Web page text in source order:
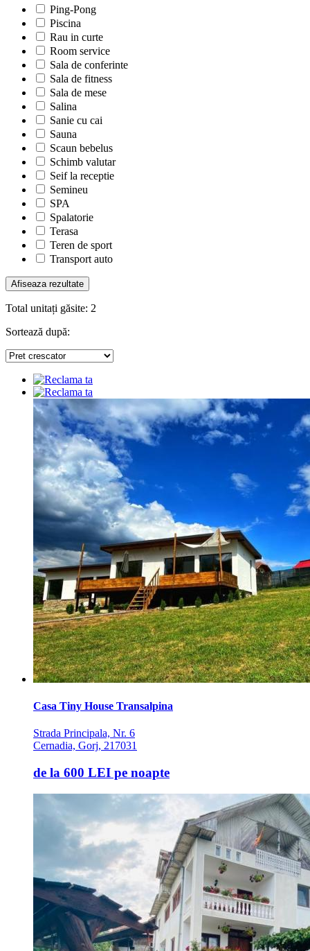
Ping-Pong
Piscina
Rau in curte
Room service
Sala de conferinte
Sala de fitness
Sala de mese
Salina
Sanie cu cai
Sauna
Scaun bebelus
Schimb valutar
Seif la receptie
Semineu
SPA
Spalatorie
Terasa
Teren de sport
Transport auto
Total unitați găsite: 2
Sortează după:
Casa Tiny House Transalpina
Strada Principala, Nr. 6
Cernadia, Gorj, 217031
de la 600 LEI pe noapte